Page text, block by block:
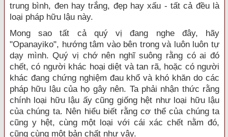
trung bình, đen hay trắng, đẹp hay xấu - tất cả đều là
loại pháp hữu lậu này.
Mong sao tất cả quý vị đang nghe đây, hãy
"Opanayiko", hướng tâm vào bên trong và luôn luôn tự
dạy mình. Quý vị chớ nên nghĩ suông rằng có ai đó
chết, có người khác hoại diệt và tan rã, hoặc có người
khác đang chứng nghiệm đau khổ và khó khăn do các
pháp hữu lậu của họ gây nên. Ta phải nhận thức rằng
chính loại hữu lậu ấy cũng giống hệt như loại hữu lậu
của chúng ta. Nên hiểu biết rằng cơ thể của chúng ta
cũng y hệt, cùng một loại với cái xác chết nằm đó,
cũng cùng một bản chất như vậy.